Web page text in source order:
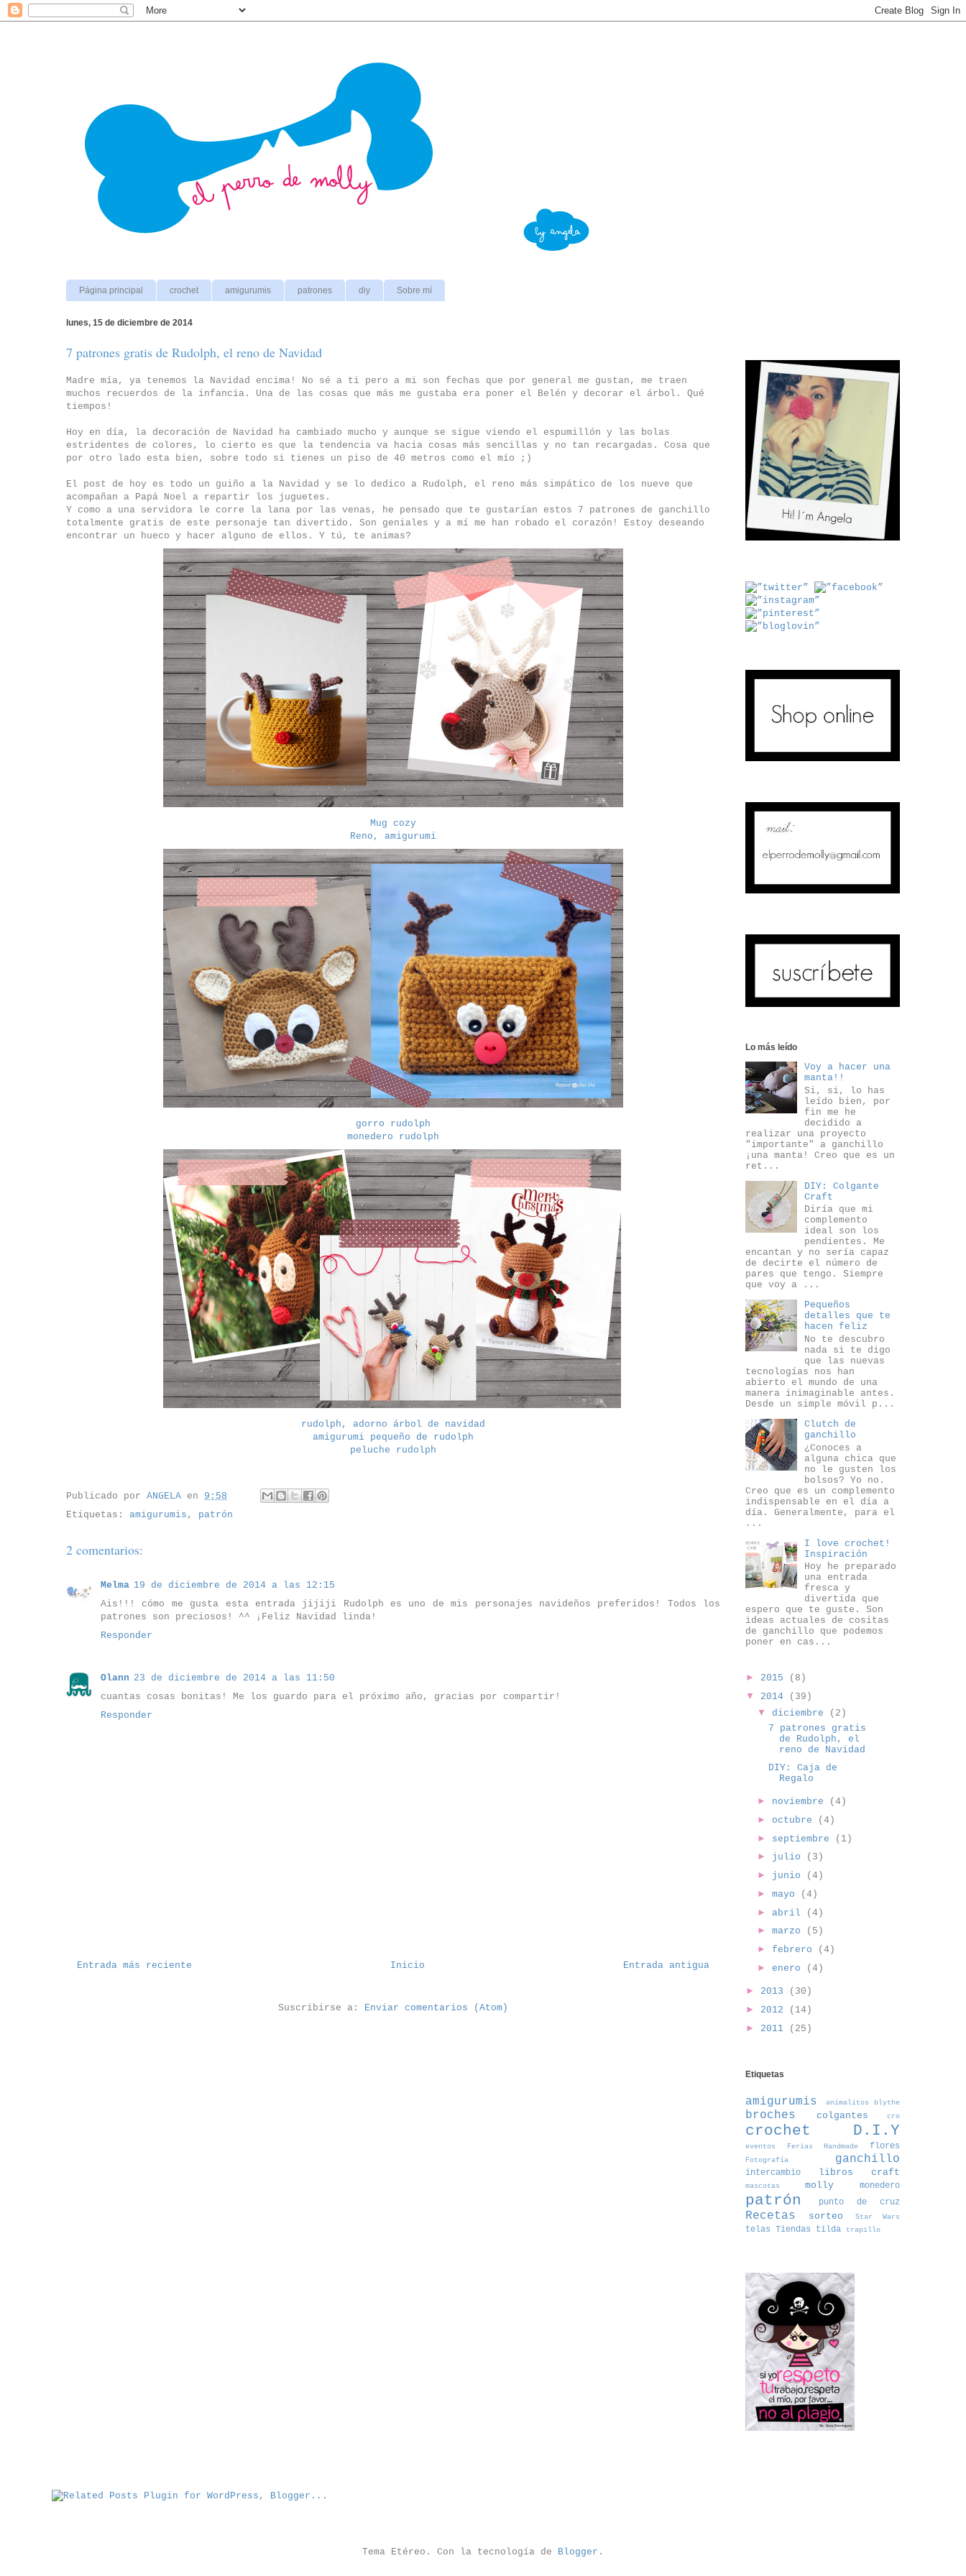
Página principal crochet amigurumis patrones diy Sobre mí
lunes, 15 de diciembre de 2014
7 patrones gratis de Rudolph, el reno de Navidad
Madre mía, ya tenemos la Navidad encima! No sé a ti pero a mi son fechas que por general me gustan, me traen
muchos recuerdos de la infancia. Una de las cosas que más me gustaba era poner el Belén y decorar el árbol. Qué
tiempos!
Hoy en día, la decoración de Navidad ha cambiado mucho y aunque se sigue viendo el espumillón y las bolas
estridentes de colores, lo cierto es que la tendencia va hacia cosas más sencillas y no tan recargadas. Cosa que
por otro lado esta bien, sobre todo si tienes un piso de 40 metros como el mío ;)
El post de hoy es todo un guiño a la Navidad y se lo dedico a Rudolph, el reno más simpático de los nueve que
acompañan a Papá Noel a repartir los juguetes.
Y como a una servidora le corre la lana por las venas, he pensado que te gustarían estos 7 patrones de ganchillo
totalmente gratis de este personaje tan divertido. Son geniales y a mí me han robado el corazón! Estoy deseando
encontrar un hueco y hacer alguno de ellos. Y tú, te animas?
Mug cozy
Reno, amigurumi
gorro rudolph
monedero rudolph
rudolph, adorno árbol de navidad
amigurumi pequeño de rudolph
peluche rudolph
Publicado por ANGELA en 9:58
Etiquetas: amigurumis , patrón
2 comentarios:
Melma 19 de diciembre de 2014 a las 12:15
Ais!!! cómo me gusta esta entrada jijiji Rudolph es uno de mis personajes navideños preferidos! Todos los
patrones son preciosos! ^^ ¡Feliz Navidad linda!
Responder
Olann 23 de diciembre de 2014 a las 11:50
cuantas cosas bonitas! Me los guardo para el próximo año, gracias por compartir!
Responder
Entrada más reciente Entrada antigua
Inicio
Suscribirse a: Enviar comentarios (Atom)
Lo más leído
Voy a hacer una
manta!!
Si, si, lo has
leído bien, por
fin me he
decidido a
realizar una proyecto
"importante" a ganchillo
¡una manta! Creo que es un
ret...
DIY: Colgante
Craft
Diría que mi
complemento
ideal son los
pendientes. Me
encantan y no sería capaz
de decirte el número de
pares que tengo. Siempre
que voy a ...
Pequeños
detalles que te
hacen feliz
No te descubro
nada si te digo
que las nuevas
tecnologías nos han
abierto el mundo de una
manera inimaginable antes.
Desde un simple móvil p...
Clutch de
ganchillo
¿Conoces a
alguna chica que
no le gusten los
bolsos? Yo no.
Creo que es un complemento
indispensable en el día a
día. Generalmente, para el
...
I love crochet!
Inspiración
Hoy he preparado
una entrada
fresca y
divertida que
espero que te guste. Son
ideas actuales de cositas
de ganchillo que podemos
poner en cas...
► 2015
(8)
▼ 2014
(39)
▼ diciembre
(2)
7 patrones gratis
de Rudolph, el
reno de Navidad
DIY: Caja de
Regalo
► noviembre
(4)
► octubre
(4)
► septiembre
(1)
► julio
(3)
► junio
(4)
► mayo
(4)
► abril
(4)
► marzo
(5)
► febrero
(4)
► enero (4)
► 2013
(30)
► 2012
(14)
► 2011 (25)
Etiquetas
amigurumis animalitos blythe
broches colgantes cro
crochet D.I.Y
eventos Ferias Handmade flores
Fotografía ganchillo
intercambio libros craft
mascotas molly monedero
patrón punto de cruz
Recetas sorteo Star Wars
telas Tiendas tilda trapillo
Tema Etéreo. Con la tecnología de Blogger .